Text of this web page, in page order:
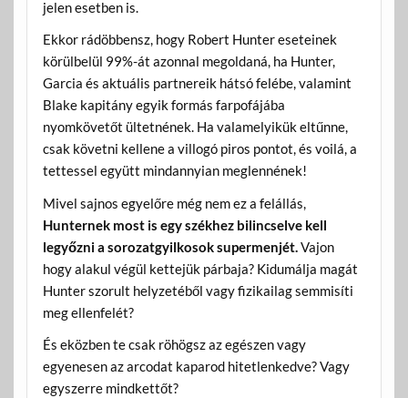
jelen esetben is.
Ekkor rádöbbensz, hogy Robert Hunter eseteinek
körülbelül 99%-át azonnal megoldaná, ha Hunter,
Garcia és aktuális partnereik hátsó felébe, valamint
Blake kapitány egyik formás farpofájába
nyomkövetőt ültetnének. Ha valamelyikük eltűnne,
csak követni kellene a villogó piros pontot, és voilá, a
tettessel együtt mindannyian meglennének!
Mivel sajnos egyelőre még nem ez a felállás,
Hunternek most is egy székhez bilincselve kell
legyőzni a sorozatgyilkosok supermenjét.Vajon
hogy alakul végül kettejük párbaja? Kidumálja magát
Hunter szorult helyzetéből vagy fizikailag semmisíti
meg ellenfelét?
És eközben te csak röhögsz az egészen vagy
egyenesen az arcodat kaparod hitetlenkedve? Vagy
egyszerre mindkettőt?